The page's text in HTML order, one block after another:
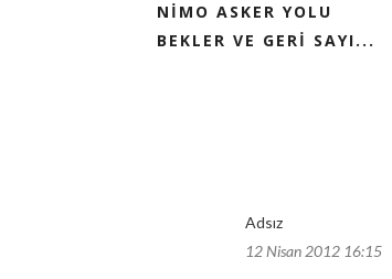
NİMO ASKER YOLU
BEKLER VE GERİ SAYI...
Adsız
12 Nisan 2012 16:15